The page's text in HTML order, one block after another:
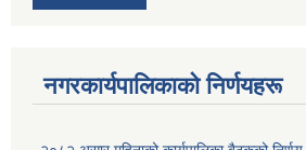
नगरकार्यपालिकाकाे निर्णयहरू